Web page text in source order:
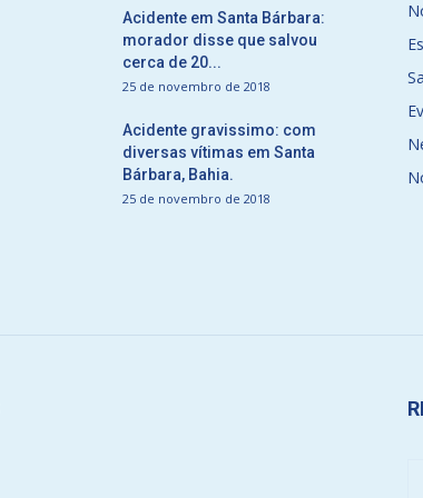
Acidente em Santa Bárbara:
morador disse que salvou
cerca de 20...
25 de novembro de 2018
Acidente gravissimo: com
diversas vítimas em Santa
Bárbara, Bahia.
25 de novembro de 2018